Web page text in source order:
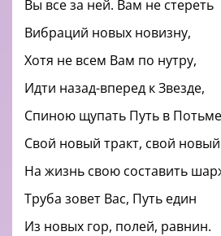
Вы все за ней. Вам не стереть
Вибраций новых новизну,
Хотя не всем Вам по нутру,
Идти назад-вперед к Звезде,
Спиною щупать Путь в
Свой новый тракт, свой
На жизнь свою составить
Труба зовет Вас, Путь един
Из новых гор, полей, равнин.